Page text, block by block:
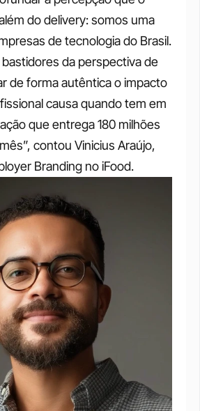
do delivery: somos uma
de tecnologia do Brasil.
bastidores da perspectiva de
de forma autêntica o impacto
causa quando tem em
que entrega 180 milhões
contou Vinicius Araújo,
Branding no iFood.